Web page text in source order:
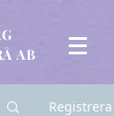
AB
Registrera